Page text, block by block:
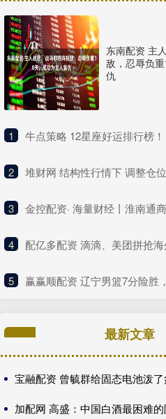
东南配资 主
敌，忍辱负
仇
1 牛点策略 12星座好运排行榜！
2 堆财网 结构性行情下 调整仓
3 金控配资· 海量财经丨淮南通商农商行收50万元罚单 时任副行
4 配亿多配资 滴滴、美团拼抢
5 赢赢顺配资 辽宁男篮7分险胜，赵继伟12+4鄢手
最新文章
宝融配资 曾毓群给固态电池泼
加配网 高盛：中国白酒最困难